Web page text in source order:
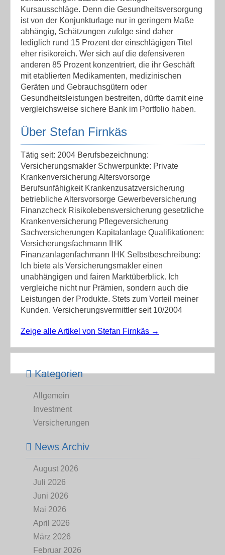
Kursausschläge. Denn die Gesundheitsversorgung
ist von der Konjunkturlage nur in geringem Maße
abhängig, Schätzungen zufolge sind daher
lediglich rund 15 Prozent der einschlägigen Titel
eher risikoreich. Wer sich auf die defensiveren
anderen 85 Prozent konzentriert, die ihr Geschäft
mit etablierten Medikamenten, medizinischen
Geräten und Gebrauchsgütern oder
Gesundheitsleistungen bestreiten, dürfte damit eine
vergleichsweise sichere Bank im Portfolio haben.
Über Stefan Firnkäs
Tätig seit: 2004 Berufsbezeichnung:
Versicherungsmakler Schwerpunkte: Private
Krankenversicherung Altersvorsorge
Berufsunfähigkeit Krankenzusatzversicherung
betriebliche Altersvorsorge Gewerbeversicherung
Finanzcheck Risikolebensversicherung gesetzliche
Krankenversicherung Pflegeversicherung
Sachversicherungen Kapitalanlage Qualifikationen:
Versicherungsfachmann IHK
Finanzanlagenfachmann IHK Selbstbeschreibung:
Ich biete als Versicherungsmakler einen
unabhängigen und fairen Marktüberblick. Ich
vergleiche nicht nur Prämien, sondern auch die
Leistungen der Produkte. Stets zum Vorteil meiner
Kunden. Versicherungsvermittler seit 10/2004
Zeige alle Artikel von Stefan Firnkäs →
Kategorien
Allgemein
Investment
Versicherungen
News Archiv
August 2026
Juli 2026
Juni 2026
Mai 2026
April 2026
März 2026
Februar 2026